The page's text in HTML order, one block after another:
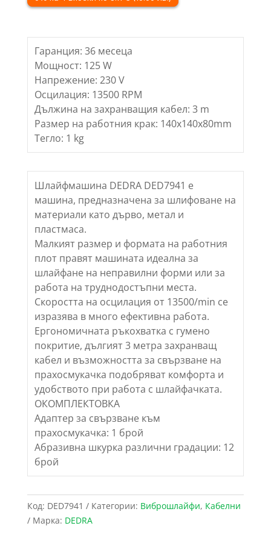
140x140x80mm
Гаранция: 36 месеца
Мощност: 125 W
Напрежение: 230 V
Осцилация: 13500 RPM
Дължина на захранващия кабел: 3 m
Размер на работния крак: 140x140x80mm
Тегло: 1 kg
Шлайфмашина DEDRA DED7941 е
машина, предназначена за шлифоване на
материали като дърво, метал и
пластмаса.
Малкият размер и формата на работния
плот правят машината идеална за
шлайфане на неправилни форми или за
работа на труднодостъпни места.
Скоростта на осцилация от 13500/min се
изразява в много ефективна работа.
Ергономичната ръкохватка с гумено
покритие, дългият 3 метра захранващ
кабел и възможността за свързване на
прахосмукачка подобряват комфорта и
удобството при работа с шлайфачката.
ОКОМПЛЕКТОВКА
Адаптер за свързване към
прахосмукачка: 1 брой
Абразивна шкурка различни градации: 12
брой
Код: DED7941 Категории: Виброшлайфи, Кабелни
Марка: DEDRA